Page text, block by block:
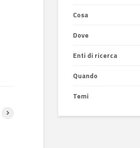
Cosa
Dove
Enti di ricerca
Quando
Temi